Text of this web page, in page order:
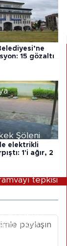
15 gözaltı
elektrikli
1'i ağır, 2
21:30
Şöleni
tepkisi
Gökbel
kim